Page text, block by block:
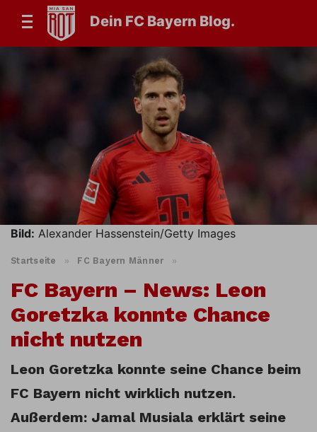
Dein FC Bayern Blog.
Bild: Alexander Hassenstein/Getty Images
Startseite » FC Bayern Männer »
FC Bayern – News: Leon
Goretzka konnte Chance
nicht nutzen
Leon Goretzka konnte seine Chance beim
FC Bayern nicht wirklich nutzen.
Außerdem: Jamal Musiala erklärt seine